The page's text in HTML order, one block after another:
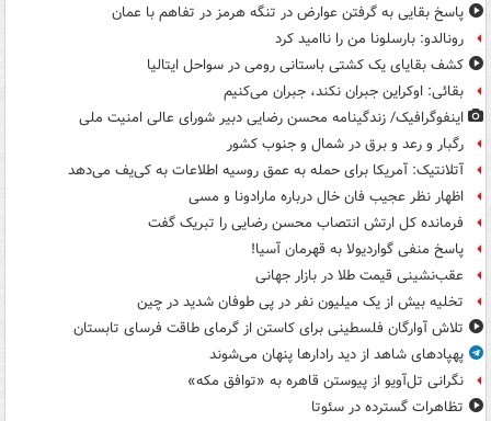
پاسخ بقایی به گرفتن عوارض در تنگه هرمز در تفاهم با عمان
رونالدو: بارسلونا من را ناامید کرد
کشف بقایای یک کشتی باستانی رومی در سواحل ایتالیا
بقائی: اوکراین جبران نکند، جبران می‌کنیم
اینفوگرافیک/ زندگینامه محسن رضایی دبیر شورای عالی امنیت‌ ملی
رگبار و رعد و برق در شمال و جنوب کشور
آتلانتیک: آمریکا برای حمله به عمق روسیه اطلاعات به کی‌یف می‌دهد
اظهار نظر عجیب فان خال درباره مارادونا و مسی
فرمانده کل ارتش انتصاب محسن رضایی را تبریک گفت
پاسخ منفی گواردیولا به قهرمان آسیا!
عقب‌نشینی قیمت طلا در بازار جهانی
تخلیه بیش از یک میلیون نفر در پی طوفان شدید در چین
تلاش آوارگان فلسطینی برای کاستن از گرمای طاقت فرسای تابستان
پهپادهای شاهد از دید رادارها پنهان می‌شوند
نگرانی تل‌آویو از پیوستن قاهره به «توافق مکه»
تظاهرات گسترده در سئوتا